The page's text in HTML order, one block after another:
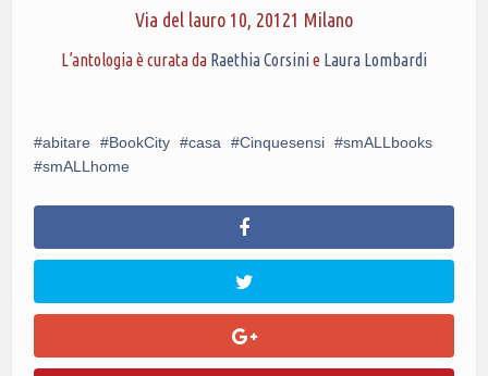
Via del lauro 10, 20121 Milano
L’antologia è curata da Raethia Corsinie Laura Lombardi
abitare BookCity casa Cinquesensi
smALLbooks
smALLhome